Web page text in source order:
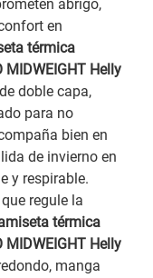
abrigo,
en
térmica
MIDWEIGHT Helly
doble capa,
para no
bien en
de invierno en
y respirable.
regule la
térmica
MIDWEIGHT Helly
manga